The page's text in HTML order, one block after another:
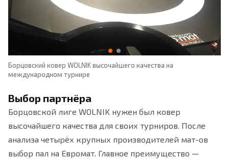
Борцовский ковер WOLNIK высочайшего качества на
международном турнире
Выбор партнёра
Борцовской лиге WOLNIK нужен был ковер
высочайшего качества для своих турниров. После
анализа четырёх крупных производителей мат-ов
выбор пал на Евромат. Главное преимущество —